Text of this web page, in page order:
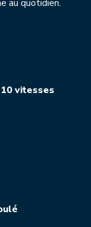
au quotidien.
vitesses